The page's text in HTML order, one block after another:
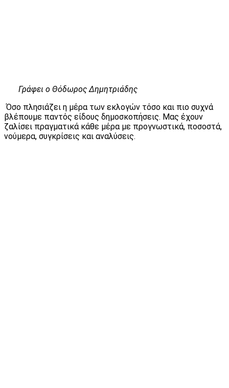
Γράφει ο Θόδωρος Δημητριάδης
Όσο πλησιάζει η μέρα των εκλογών τόσο και πιο συχνά
βλέπουμε παντός είδους δημοσκοπήσεις. Μας έχουν
ζαλίσει πραγματικά κάθε μέρα με προγνωστικά, ποσοστά,
νούμερα, συγκρίσεις και αναλύσεις.